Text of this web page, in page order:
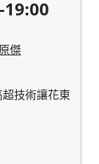
傑
技術讓花東